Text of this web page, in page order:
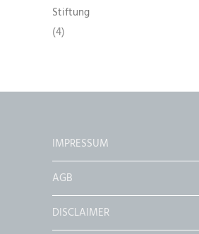
Stiftung
(4)
IMPRESSUM
AGB
DISCLAIMER